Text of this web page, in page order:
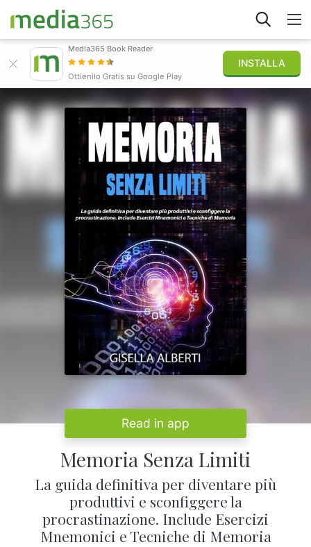
Accedi
Pubblica
Media365 Book Reader
Ottienilo Gratis su Google Play
INSTALLA
Read in app
Memoria Senza Limiti
La guida definitiva per diventare più
produttivi e sconfiggere la
procrastinazione. Include Esercizi
Mnemonici e Tecniche di Memoria